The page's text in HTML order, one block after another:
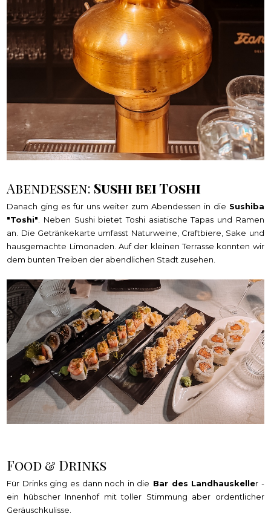
Abendessen: Sushi bei Toshi
Danach ging es für uns weiter zum Abendessen in die Sushiba
"Toshi" . Neben Sushi bietet Toshi asiatische Tapas und Ramen
an. Die Getränkekarte umfasst Naturweine, Craftbiere, Sake und
hausgemachte Limonaden. Auf der kleinen Terrasse konnten wir
dem bunten Treiben der abendlichen Stadt zusehen.
Food & Drinks
Für Drinks ging es dann noch in die Bar des Landhauskeller -
ein hübscher Innenhof mit toller Stimmung aber ordentlicher
Geräuschkulisse.